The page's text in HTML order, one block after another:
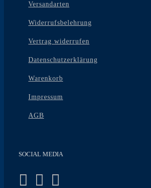
Versandarten
Widerrufsbelehrung
Vertrag widerrufen
Datenschutzerklärung
Warenkorb
Impressum
AGB
SOCIAL MEDIA